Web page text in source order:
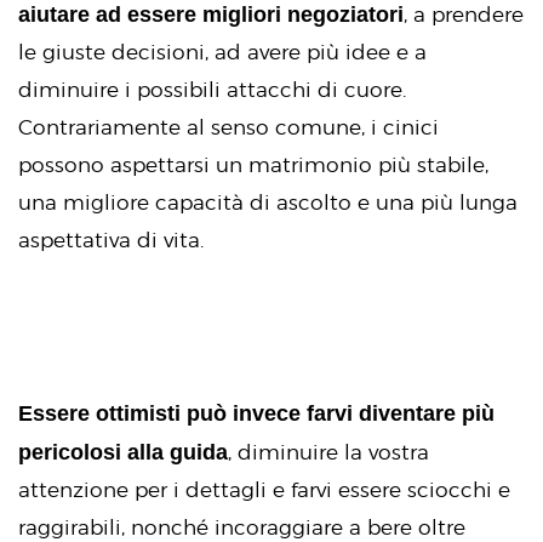
aiutare ad essere migliori negoziatori, a prendere
le giuste decisioni, ad avere più idee e a
diminuire i possibili attacchi di cuore.
Contrariamente al senso comune, i cinici
possono aspettarsi un matrimonio più stabile,
una migliore capacità di ascolto e una più lunga
aspettativa di vita.
Essere ottimisti può invece farvi diventare più
pericolosi alla guida, diminuire la vostra
attenzione per i dettagli e farvi essere sciocchi e
raggirabili, nonché incoraggiare a bere oltre